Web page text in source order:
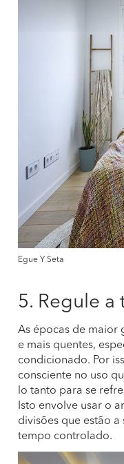
Egue Y Seta
5. Regule a
As épocas de maior
e mais quentes,
condicionado. Por
consciente no uso
lo tanto para se
Isto envolve usar o
divisões que estão a
tempo controlado.